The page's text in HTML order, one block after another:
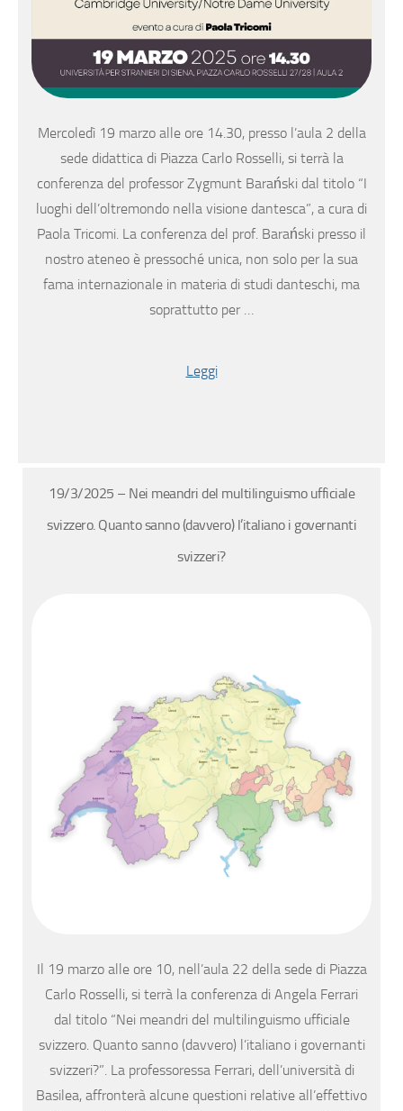
Mercoledì 19 marzo alle ore 14.30, presso l’aula 2 della
sede didattica di Piazza Carlo Rosselli, si terrà la
conferenza del professor Zygmunt Barański dal titolo “I
luoghi dell’oltremondo nella visione dantesca”, a cura di
Paola Tricomi. La conferenza del prof. Barański presso il
nostro ateneo è pressoché unica, non solo per la sua
fama internazionale in materia di studi danteschi, ma
soprattutto per …
Leggi
19/3/2025 – Nei meandri del multilinguismo ufficiale
svizzero. Quanto sanno (davvero) l’italiano i governanti
svizzeri?
Il 19 marzo alle ore 10, nell’aula 22 della sede di Piazza
Carlo Rosselli, si terrà la conferenza di Angela Ferrari
dal titolo “Nei meandri del multilinguismo ufficiale
svizzero. Quanto sanno (davvero) l’italiano i governanti
svizzeri?”. La professoressa Ferrari, dell’università di
Basilea, affronterà alcune questioni relative all’effettivo